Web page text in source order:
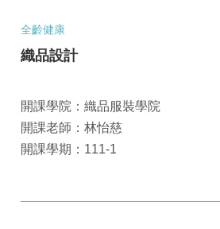
全齡健康
織品設計
開課學院：織品服裝學院
開課老師：林怡慈
開課學期：111-1